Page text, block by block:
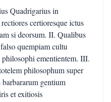
Quadrigarius in
certioresque ictus
si deorsum. II. Qualibus
quempiam cultu
ementientem. III.
philosophum super
gentium
et exitiosis